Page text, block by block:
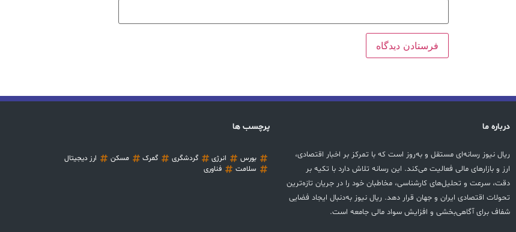
درباره ما
ریال نیوز رسانه‌ای مستقل و به‌روز است که با تمرکز بر اخبار اقتصادی،
ارز و بازارهای مالی فعالیت می‌کند. این رسانه تلاش دارد با تکیه بر
دقت، سرعت و تحلیل‌های کارشناسی، مخاطبان خود را در جریان تازه‌ترین
تحولات اقتصادی ایران و جهان قرار دهد. ریال نیوز به‌دنبال ایجاد فضایی
شفاف برای آگاهی‌بخشی و افزایش سواد مالی جامعه است.
پرچسب ها
بورس انرژی گردشگری گمرک مسکن
ارز دیجیتال
سلامت
فناوری